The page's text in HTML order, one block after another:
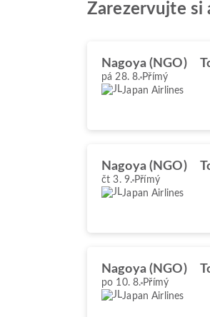
Zarezervujte si
Nagoya (NGO)
pá 28. 8. Přímý
Japan Airlines
Nagoya (NGO)
čt 3. 9. Přímý
Japan Airlines
Nagoya (NGO)
po 10. 8. Přímý
Japan Airlines